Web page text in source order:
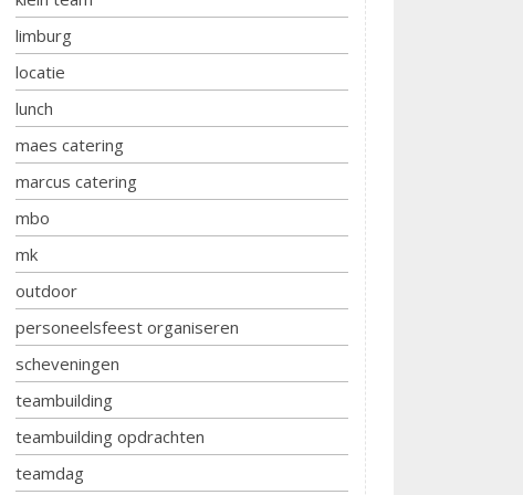
limburg
locatie
lunch
maes catering
marcus catering
mbo
mk
outdoor
personeelsfeest organiseren
scheveningen
teambuilding
teambuilding opdrachten
teamdag